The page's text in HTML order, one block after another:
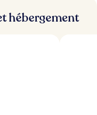
hébergement